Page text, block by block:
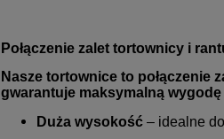
Połączenie zalet tortownicy i
Nasze tortownice to
gwarantuje maksymalną
Duża wysokość – idealne